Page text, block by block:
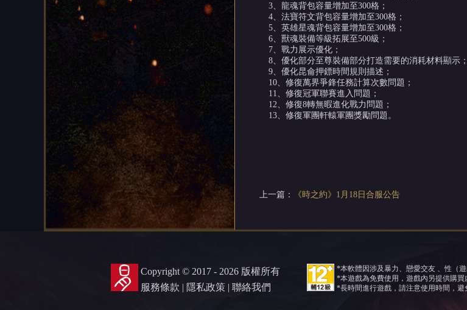
3、龍魂背包容量增加至300格；
4、法寶符文背包容量增加至300格；
5、英雄星魂背包容量增加至300格；
6、獸魂裝備等級拓展至500級；
7、戰力展示優化；
8、優化部分至尊裝備部分打造需要的消耗材料顯示；
9、優化昆侖押鏢時間規則描述；
10、修復萬界爭鋒任務計算次數問題；
11、修復冠軍聯賽進入問題；
12、修復8轉無暇進化戰力問題；
13、修復軍團軒轅軍團獎勵問題。
上一篇： 《時之約》1月18日合服公告
Copyright © 2017 - 2026 版權所有
服務條款
隱私政策 聯絡我們
*本軟體因涉及暴力、戀愛交友 、性（
*本遊戲為免費使用，遊戲內另提供購買
*長時間進行遊戲，請注意使用時間，避